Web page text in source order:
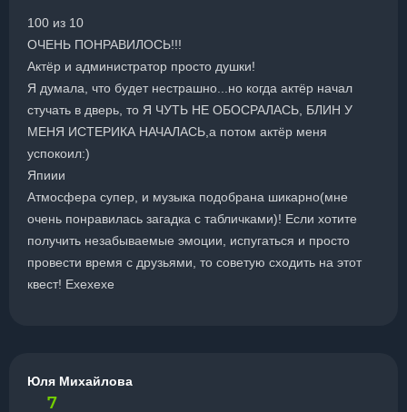
100 из 10
ОЧЕНЬ ПОНРАВИЛОСЬ!!!
Актёр и администратор просто душки!
Я думала, что будет нестрашно...но когда актёр начал
стучать в дверь, то Я ЧУТЬ НЕ ОБОСРАЛАСЬ, БЛИН У
МЕНЯ ИСТЕРИКА НАЧАЛАСЬ,а потом актёр меня
успокоил:)
Япиии
Атмосфера супер, и музыка подобрана шикарно(мне
очень понравилась загадка с табличками)! Если хотите
получить незабываемые эмоции, испугаться и просто
провести время с друзьями, то советую сходить на этот
квест! Ехехехе
Юля Михайлова
7